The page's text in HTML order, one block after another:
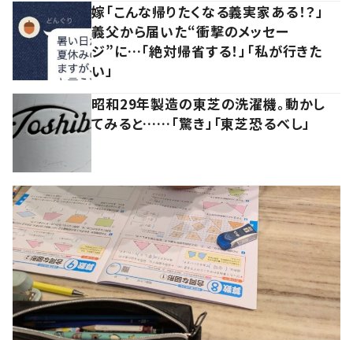
嫁「こんな帰りたくなる義実家ある！？」
義父から届いた“衝撃のメッセー
ジ”に…「絶対帰省する！」「私が行きた
い」
昭和29年製造の東芝の洗濯機。動かし
てみると……「驚き」「東芝恐るべし」